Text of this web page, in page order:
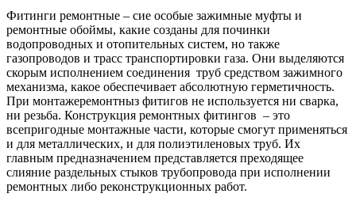
Фитинги ремонтные – сие особые зажимные муфты и
ремонтные обоймы, какие созданы для починки
водопроводных и отопительных систем, но также
газопроводов и трасс транспортировки газа. Они выделяются
скорым исполнением соединения труб средством зажимного
механизма, какое обеспечивает абсолютную герметичность.
При монтажеремонтныз фитигов не используется ни сварка,
ни резьба. Конструкция ремонтных фитингов – это
всепригодные монтажные части, которые смогут применяться
и для металлических, и для полиэтиленовых труб. Их
главным предназначением представляется преходящее
слияние раздельных стыков трубопровода при исполнении
ремонтных либо реконструкционных работ.